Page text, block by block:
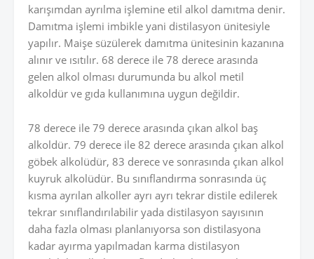
karışımdan ayrılma işlemine etil alkol damıtma denir.
Damıtma işlemi imbikle yani distilasyon ünitesiyle
yapılır. Maişe süzülerek damıtma ünitesinin kazanına
alınır ve ısıtılır. 68 derece ile 78 derece arasında
gelen alkol olması durumunda bu alkol metil
alkoldür ve gıda kullanımına uygun değildir.
78 derece ile 79 derece arasında çıkan alkol baş
alkoldür. 79 derece ile 82 derece arasında çıkan alkol
göbek alkolüdür, 83 derece ve sonrasında çıkan alkol
kuyruk alkolüdür. Bu sınıflandırma sonrasında üç
kısma ayrılan alkoller ayrı ayrı tekrar distile edilerek
tekrar sınıflandırılabilir yada distilasyon sayısının
daha fazla olması planlanıyorsa son distilasyona
kadar ayırma yapılmadan karma distilasyon